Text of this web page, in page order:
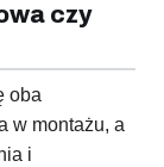
czy
oba
w montażu, a
i